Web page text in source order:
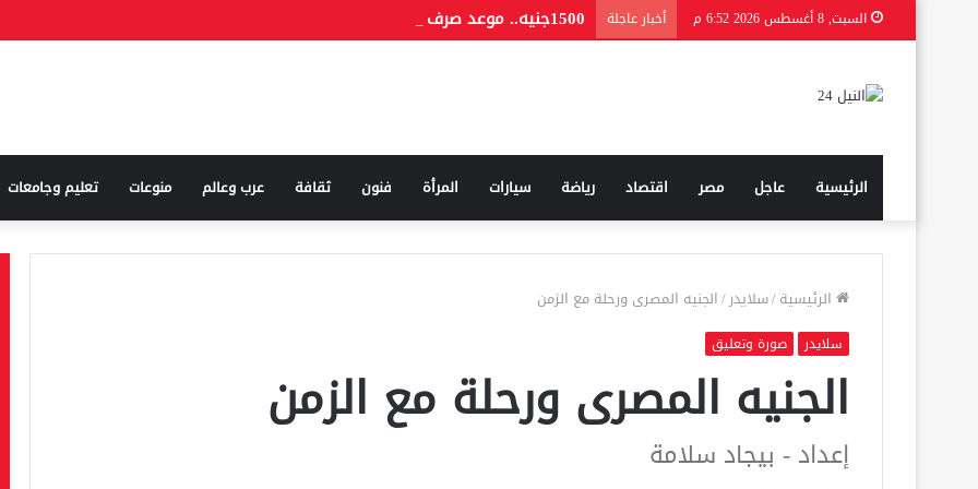
السبت, 8 أغسطس 2026 6:52 م أخبار عاجلة 1500جنيه.. موعد صرف منحة المولد النبوي 2026 للعمالة غير المنتظمة
الرئيسية عاجل مصر اقتصاد رياضة سيارات المرأة فنون ثقافة عرب وعالم منوعات تعليم وجامعات
الرئيسية/سلايدر/الجنيه المصرى ورحلة مع الزمن
سلايدر صورة وتعليق
الجنيه المصرى ورحلة مع الزمن
إعداد - بيجاد سلامة